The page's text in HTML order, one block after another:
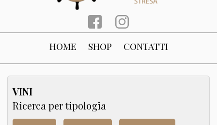
HOME SHOP CONTATTI
VINI
Ricerca per tipologia